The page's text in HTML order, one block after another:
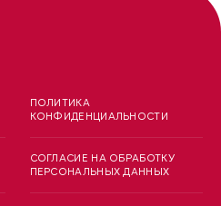
ПОЛИТИКА
КОНФИДЕНЦИАЛЬНОСТИ
СОГЛАСИЕ НА ОБРАБОТКУ
ПЕРСОНАЛЬНЫХ ДАННЫХ